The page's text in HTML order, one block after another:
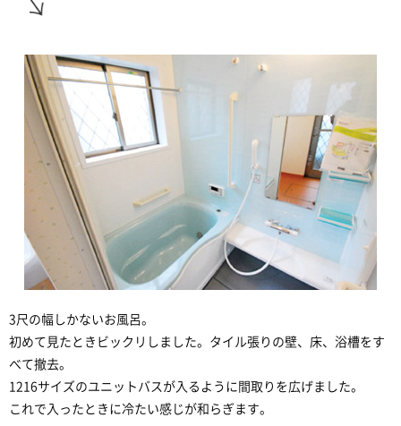
3尺の幅しかないお風呂。
初めて見たときビックリしました。タイル張りの壁、床、浴槽をす
べて撤去。
1216サイズのユニットバスが入るように間取りを広げました。
これで入ったときに冷たい感じが和らぎます。